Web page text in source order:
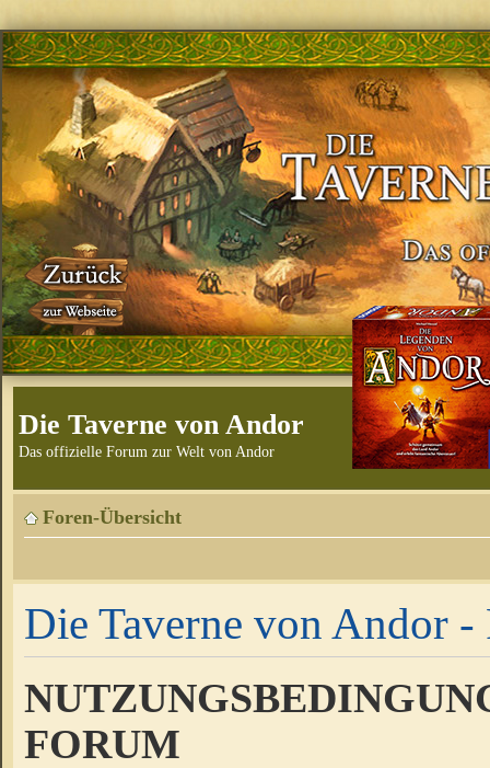
Die Taverne von Andor
Das offizielle Forum zur Welt von Andor
Foren-Übersicht
Die Taverne von Andor -
FORUM